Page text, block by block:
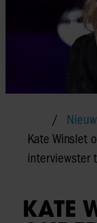
Kate Winslet
interviewster
KATE